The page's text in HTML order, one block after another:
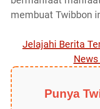
membuat Twibbon
Jelajahi Berita
News
Punya